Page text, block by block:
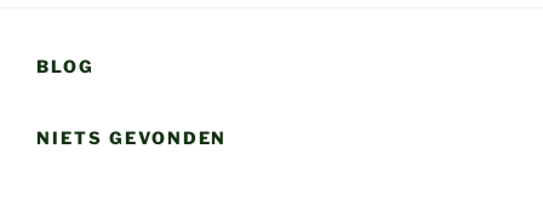
BLOG
NIETS GEVONDEN